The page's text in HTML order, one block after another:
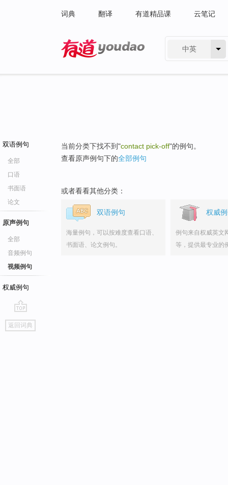
词典 翻译 有道精品课 云笔记
中英
双语例句
全部
口语
书面语
论文
原声例句
全部
音频例句
视频例句
权威例句
go
top
返回词典
当前分类下找不到"contact pick-off"的例句。
查看原声例句下的全部例句
或者看看其他分类：
双语例句
海量例句，可以按难度查看口语、
书面语、论文例句。
权威
例句来自权威英文
等，提供最专业的